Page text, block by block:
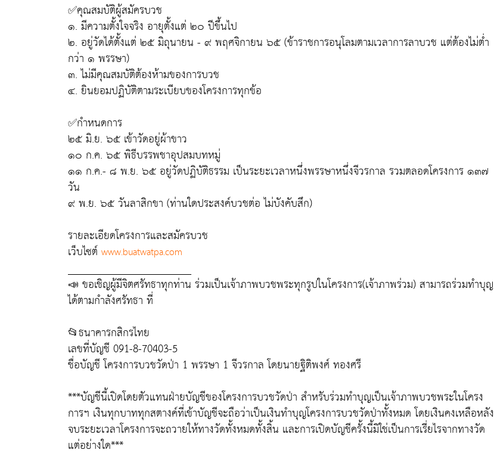
✅คุณสมบัติผู้สมัครบวช
๑. มีความตั้งใจจริง อายุตั้งแต่ ๒๐ ปีขึ้นไป
๒. อยู่วัดได้ตั้งแต่ ๒๕ มิถุนายน - ๙ พฤศจิกายน ๖๕ (ข้าราชการอนุโลมตามเวลาการลาบวช แต่ต้องไม่ต่ำ
กว่า ๑ พรรษา)
๓. ไม่มีคุณสมบัติต้องห้ามของการบวช
๔. ยินยอมปฏิบัติตามระเบียบของโครงการทุกข้อ
✅กำหนดการ
๒๕ มิ.ย. ๖๕ เข้าวัดอยู่ผ้าขาว
๑๐ ก.ค. ๖๕ พิธีบรรพชาอุปสมบทหมู่
๑๑ ก.ค.- ๘ พ.ย. ๖๕ อยู่วัดปฏิบัติธรรม เป็นระยะเวลาหนึ่งพรรษาหนึ่งจีวรกาล รวมตลอดโครงการ ๑๓๗
วัน
๙ พ.ย. ๖๕ วันลาสิกขา (ท่านใดประสงค์บวชต่อ ไม่บังคับสึก)
รายละเอียดโครงการและสมัครบวช
เว็บไซต์ www.buatwatpa.com
📣 ขอเชิญผู้มีจิตศรัทธาทุกท่าน ร่วมเป็นเจ้าภาพบวชพระทุกรูปในโครงการ(เจ้าภาพร่วม) สามารถร่วมทำบุญ
ได้ตามกำลังศรัทธา ที่
📂ธนาคารกสิกรไทย
เลขที่บัญชี 091-8-70403-5
ชื่อบัญชี โครงการบวชวัดป่า 1 พรรษา 1 จีวรกาล โดยนายฐิติพงศ์ ทองศรี
***บัญชีนี้เปิดโดยตัวแทนฝ่ายบัญชีของโครงการบวชวัดป่า สำหรับร่วมทำบุญเป็นเจ้าภาพบวชพระในโครง
การฯ เงินทุกบาททุกสตางค์ที่เข้าบัญชีจะถือว่าเป็นเงินทำบุญโครงการบวชวัดป่าทั้งหมด โดยเงินคงเหลือหลัง
จบระยะเวลาโครงการจะถวายให้ทางวัดทั้งหมดทั้งสิ้น และการเปิดบัญชีครั้งนี้มิใช่เป็นการเรี่ยไรจากทางวัด
แต่อย่างใด***